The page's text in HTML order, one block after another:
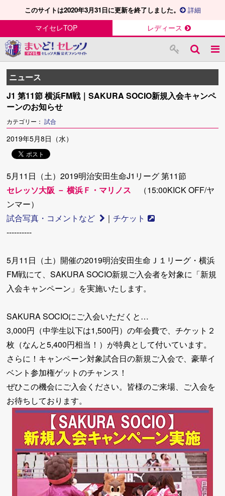
このサイトは2020年3月31日に更新を終了しました。 詳細
マイセレTOP レディース
ニュース
J1 第11節 横浜FM戦｜SAKURA SOCIO新規入会キャンペ
ーンのお知らせ
カテゴリー：試合
2019年5月8日（水）
5月11日（土）2019明治安田生命J1リーグ 第11節
セレッソ大阪 － 横浜Ｆ・マリノス （15:00KICK OFF/ヤ
ンマー）
試合写真・コメントなど
｜チケット
----------
5月11日（土）開催の2019明治安田生命Ｊ１リーグ・横浜
FM戦にて、SAKURA SOCIO新規ご入会者を対象に「新規
入会キャンペーン」を実施いたします。
SAKURA SOCIOにご入会いただくと…
3,000円（中学生以下は1,500円）の年会費で、チケット２
枚（なんと5,400円相当！）が特典として付いています。
さらに！キャンペーン対象試合日の新規ご入会で、豪華イ
ベント参加権ゲットのチャンス！
ぜひこの機会にご入会ください。皆様のご来場、ご入会を
お待ちしております。